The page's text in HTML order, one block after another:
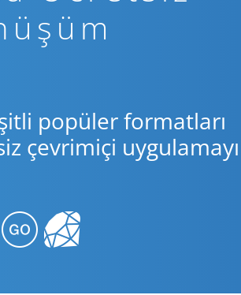
popüler formatları
çevrimiçi uygulamayı